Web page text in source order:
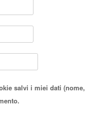
salvi i miei dati (nome,